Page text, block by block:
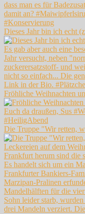
Dieses Jahr bin ich echt
Fröhliche Weihnachten
Die Truppe "Wir retten,